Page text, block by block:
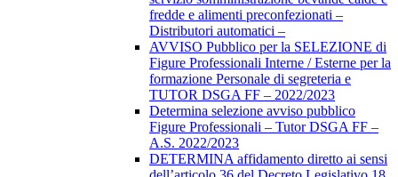
fredde e alimenti preconfezionati –
Distributori automatici –
AVVISO Pubblico per la SELEZIONE di
Figure Professionali Interne / Esterne per la
formazione Personale di segreteria e
TUTOR DSGA FF – 2022/2023
Determina selezione avviso pubblico
Figure Professionali – Tutor DSGA FF –
A.S. 2022/2023
DETERMINA affidamento diretto ai sensi